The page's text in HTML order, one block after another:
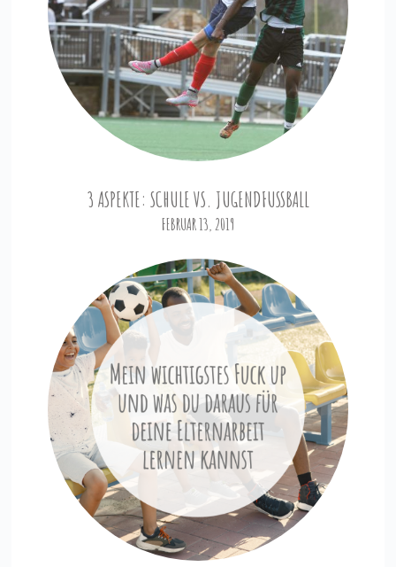
3 ASPEKTE: SCHULE VS. JUGENDFUSSBALL
FEBRUAR 13, 2019